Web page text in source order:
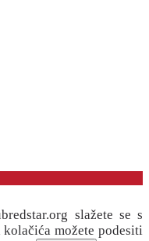
slažete se s
možete podesiti